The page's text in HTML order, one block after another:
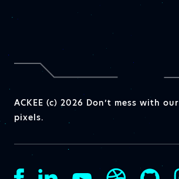
ACKEE (c) 2026 Don’t mess with our
pixels.